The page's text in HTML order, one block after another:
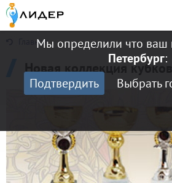
Мы определили что ваш
Петербург:
Подтвердить
Выбрать
Главная
Новая коллекция кубков